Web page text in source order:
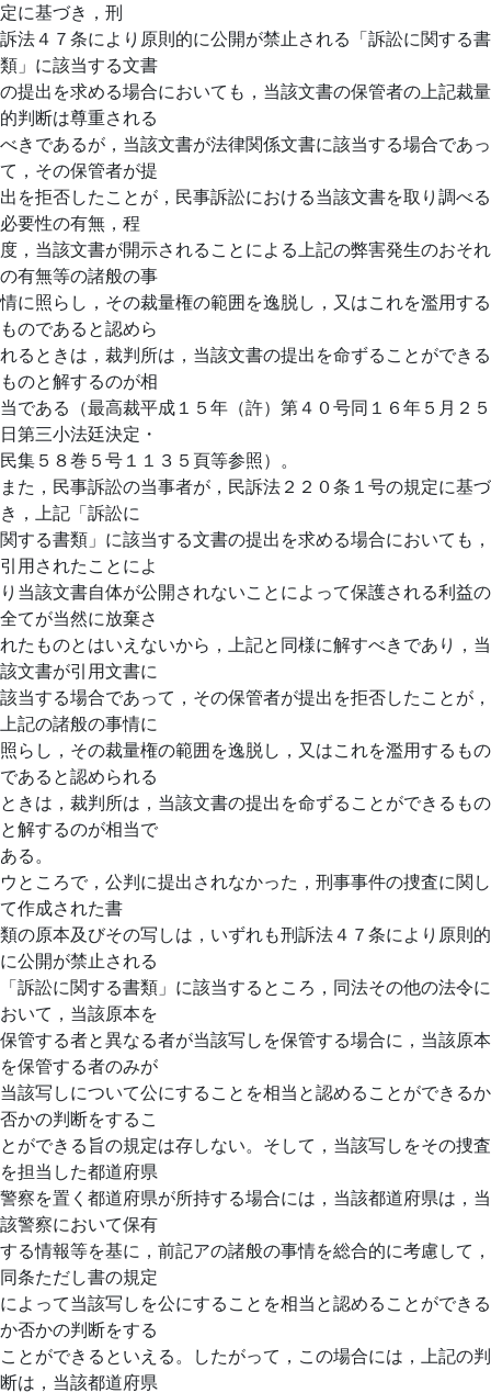
定に基づき，刑
訴法４７条により原則的に公開が禁止される「訴訟に関する書
類」に該当する文書
の提出を求める場合においても，当該文書の保管者の上記裁量
的判断は尊重される
べきであるが，当該文書が法律関係文書に該当する場合であっ
て，その保管者が提
出を拒否したことが，民事訴訟における当該文書を取り調べる
必要性の有無，程
度，当該文書が開示されることによる上記の弊害発生のおそれ
の有無等の諸般の事
情に照らし，その裁量権の範囲を逸脱し，又はこれを濫用する
ものであると認めら
れるときは，裁判所は，当該文書の提出を命ずることができる
ものと解するのが相
当である（最高裁平成１５年（許）第４０号同１６年５月２５
日第三小法廷決定・
民集５８巻５号１１３５頁等参照）。
また，民事訴訟の当事者が，民訴法２２０条１号の規定に基づ
き，上記「訴訟に
関する書類」に該当する文書の提出を求める場合においても，
引用されたことによ
り当該文書自体が公開されないことによって保護される利益の
全てが当然に放棄さ
れたものとはいえないから，上記と同様に解すべきであり，当
該文書が引用文書に
該当する場合であって，その保管者が提出を拒否したことが，
上記の諸般の事情に
照らし，その裁量権の範囲を逸脱し，又はこれを濫用するもの
であると認められる
ときは，裁判所は，当該文書の提出を命ずることができるもの
と解するのが相当で
ある。
ウところで，公判に提出されなかった，刑事事件の捜査に関し
て作成された書
類の原本及びその写しは，いずれも刑訴法４７条により原則的
に公開が禁止される
「訴訟に関する書類」に該当するところ，同法その他の法令に
おいて，当該原本を
保管する者と異なる者が当該写しを保管する場合に，当該原本
を保管する者のみが
当該写しについて公にすることを相当と認めることができるか
否かの判断をするこ
とができる旨の規定は存しない。そして，当該写しをその捜査
を担当した都道府県
警察を置く都道府県が所持する場合には，当該都道府県は，当
該警察において保有
する情報等を基に，前記アの諸般の事情を総合的に考慮して，
同条ただし書の規定
によって当該写しを公にすることを相当と認めることができる
か否かの判断をする
ことができるといえる。したがって，この場合には，上記の判
断は，当該都道府県